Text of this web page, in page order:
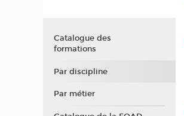
Catalogue des
formations
Par discipline
Par métier